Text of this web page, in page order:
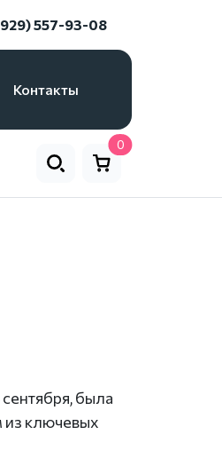
557-93-08
Контакты
0
была
из ключевых